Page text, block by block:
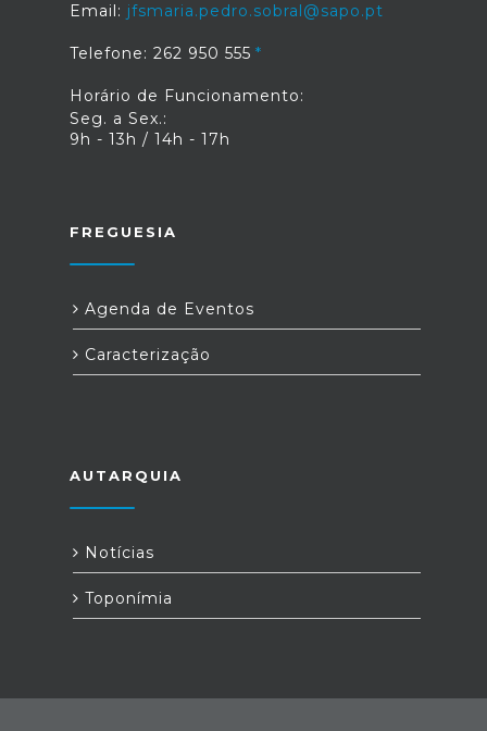
Email: jfsmaria.pedro.sobral@sapo.pt
Telefone: 262 950 555
Horário de Funcionamento:
Seg. a Sex.:
9h - 13h / 14h - 17h
FREGUESIA
Agenda de Eventos
Caracterização
AUTARQUIA
Notícias
Toponímia